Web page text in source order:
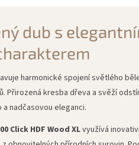
dub s
harmonické spojení světlého
Přirozená kresba dřeva a svěží
nadčasovou eleganci.
Click HDF Wood XLvyužívá